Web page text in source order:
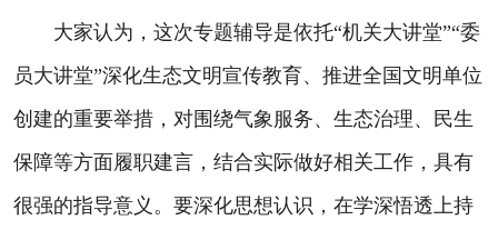
大家认为，这次专题辅导是依托“机关大讲堂”“委
员大讲堂”深化生态文明宣传教育、推进全国文明单位
创建的重要举措，对围绕气象服务、生态治理、民生
保障等方面履职建言，结合实际做好相关工作，具有
很强的指导意义。要深化思想认识，在学深悟透上持